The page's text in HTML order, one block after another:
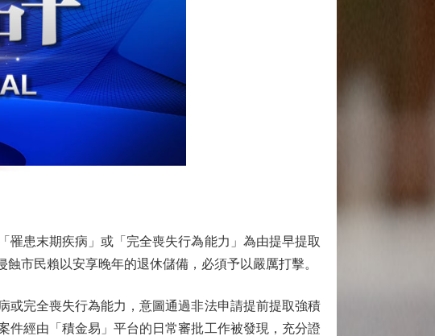
患末期疾病」或「完全喪失行為能力」為由提早提取
市民賴以安享晚年的退休儲備，必須予以嚴厲打擊。
完全喪失行為能力，意圖通過非法申請提前提取強積
經由「積金易」平台的日常審批工作被發現，充分證